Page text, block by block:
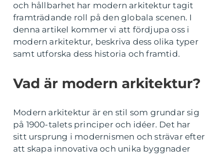
och hållbarhet har modern arkitektur tagit
framträdande roll på den globala scenen. I
denna artikel kommer vi att fördjupa oss i
modern arkitektur, beskriva dess olika typer
samt utforska dess historia och framtid.
Vad är modern arkitektur?
Modern arkitektur är en stil som grundar sig
på 1900-talets principer och idéer. Det har
sitt ursprung i modernismen och strävar efter
att skapa innovativa och unika byggnader